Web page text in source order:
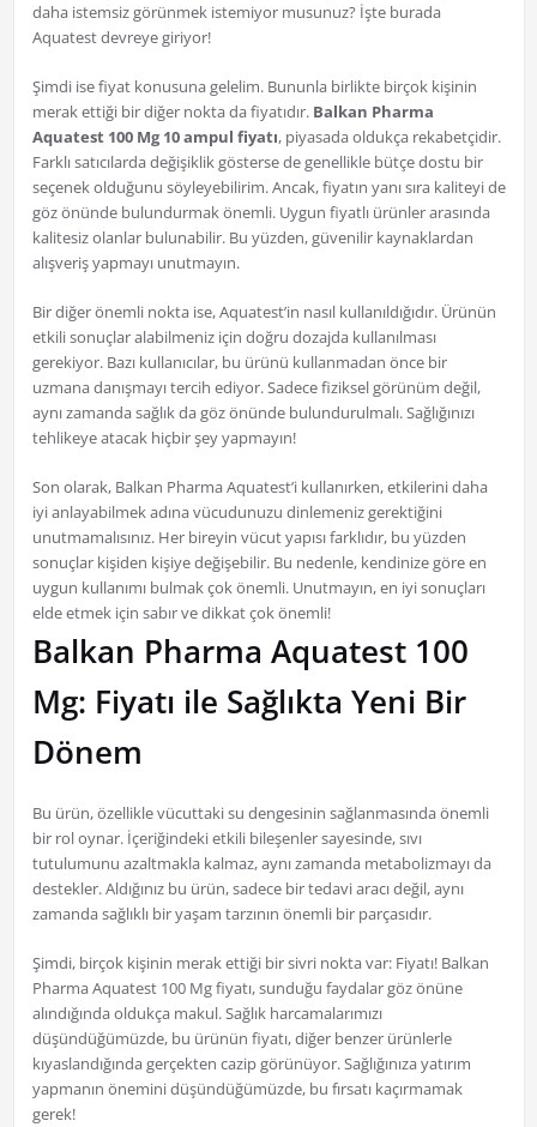
daha istemsiz görünmek istemiyor musunuz? İşte burada
Aquatest devreye giriyor!
Şimdi ise fiyat konusuna gelelim. Bununla birlikte birçok kişinin
merak ettiği bir diğer nokta da fiyatıdır. Balkan Pharma
Aquatest 100 Mg 10 ampul fiyatı, piyasada oldukça rekabetçidir.
Farklı satıcılarda değişiklik gösterse de genellikle bütçe dostu bir
seçenek olduğunu söyleyebilirim. Ancak, fiyatın yanı sıra kaliteyi de
göz önünde bulundurmak önemli. Uygun fiyatlı ürünler arasında
kalitesiz olanlar bulunabilir. Bu yüzden, güvenilir kaynaklardan
alışveriş yapmayı unutmayın.
Bir diğer önemli nokta ise, Aquatest’in nasıl kullanıldığıdır. Ürünün
etkili sonuçlar alabilmeniz için doğru dozajda kullanılması
gerekiyor. Bazı kullanıcılar, bu ürünü kullanmadan önce bir
uzmana danışmayı tercih ediyor. Sadece fiziksel görünüm değil,
aynı zamanda sağlık da göz önünde bulundurulmalı. Sağlığınızı
tehlikeye atacak hiçbir şey yapmayın!
Son olarak, Balkan Pharma Aquatest’i kullanırken, etkilerini daha
iyi anlayabilmek adına vücudunuzu dinlemeniz gerektiğini
unutmamalısınız. Her bireyin vücut yapısı farklıdır, bu yüzden
sonuçlar kişiden kişiye değişebilir. Bu nedenle, kendinize göre en
uygun kullanımı bulmak çok önemli. Unutmayın, en iyi sonuçları
elde etmek için sabır ve dikkat çok önemli!
Balkan Pharma Aquatest 100
Mg: Fiyatı ile Sağlıkta Yeni Bir
Dönem
Bu ürün, özellikle vücuttaki su dengesinin sağlanmasında önemli
bir rol oynar. İçeriğindeki etkili bileşenler sayesinde, sıvı
tutulumunu azaltmakla kalmaz, aynı zamanda metabolizmayı da
destekler. Aldığınız bu ürün, sadece bir tedavi aracı değil, aynı
zamanda sağlıklı bir yaşam tarzının önemli bir parçasıdır.
Şimdi, birçok kişinin merak ettiği bir sivri nokta var: Fiyatı! Balkan
Pharma Aquatest 100 Mg fiyatı, sunduğu faydalar göz önüne
alındığında oldukça makul. Sağlık harcamalarımızı
düşündüğümüzde, bu ürünün fiyatı, diğer benzer ürünlerle
kıyaslandığında gerçekten cazip görünüyor. Sağlığınıza yatırım
yapmanın önemini düşündüğümüzde, bu fırsatı kaçırmamak
gerek!